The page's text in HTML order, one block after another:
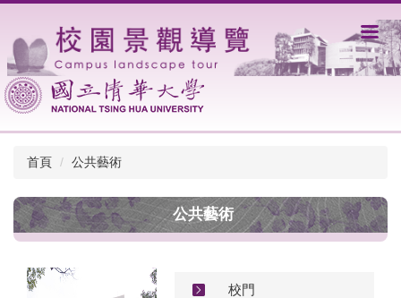
要
內
容
首頁 公共藝術
公共藝術
校門